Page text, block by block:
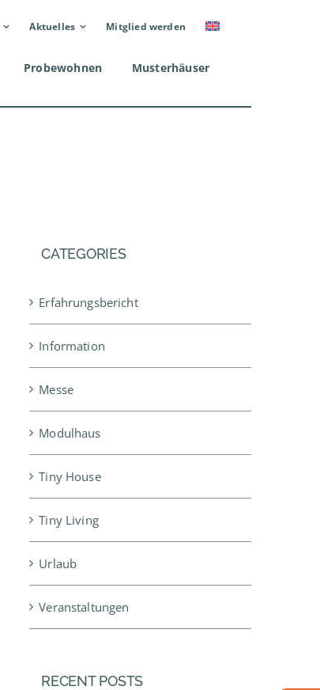
Aktuelles Mitglied werden
Probewohnen Musterhäuser
CATEGORIES
Erfahrungsbericht
Information
Messe
Modulhaus
Tiny House
Tiny Living
Urlaub
Veranstaltungen
RECENT POSTS